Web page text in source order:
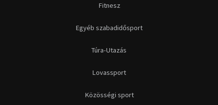
Fitnesz
Egyéb szabadidősport
Túra-Utazás
Lovassport
Közösségi sport